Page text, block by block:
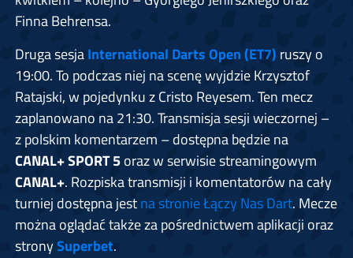
Finna Behrensa.
Druga sesjaInternational Darts Open (ET7) ruszy o
19:00. To podczas niej na scenę wyjdzie Krzysztof
Ratajski, w pojedynku z Cristo Reyesem. Ten mecz
zaplanowano na 21:30. Transmisja sesji wieczornej –
z polskim komentarzem – dostępna będzie na
CANAL+ SPORT 5oraz w serwisie streamingowym
CANAL+. Rozpiska transmisji i komentatorów na cały
turniej dostępna jestna stronie Łączy Nas Dart. Mecze
można oglądać także za pośrednictwem aplikacji oraz
stronySuperbet.